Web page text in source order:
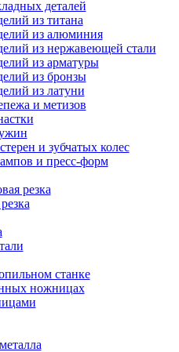
деталей
из титана
из алюминия
из нержавеющей стали
из арматуры
из бронзы
из латуни
и метизов
и зубчатых колес
и пресс-форм
резка
станке
ножницах